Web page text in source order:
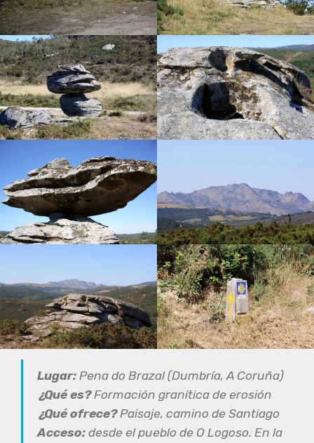
Lugar: Pena do Brazal (Dumbría, A Coruña)
¿Qué es?Formación granítica de erosión
¿Qué ofrece?Paisaje, camino de Santiago
Acceso: desde el pueblo de O Logoso. En la